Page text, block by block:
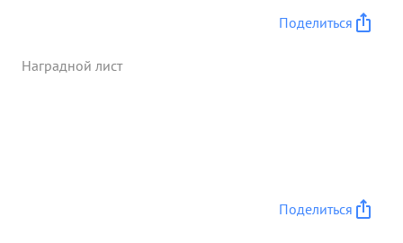
Поделиться
Наградной лист
Поделиться